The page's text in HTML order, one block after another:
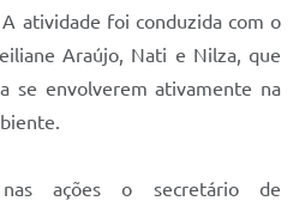
atividade foi conduzida com o
Araújo, Nati e Nilza, que
se envolverem ativamente na
nas ações o secretário de